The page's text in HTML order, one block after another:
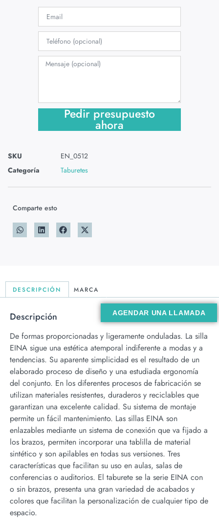
AGENDAR UNA LLAMADA
Pedir presupuesto
ahora
SKU
EN_0512
Categoría
Taburetes
Comparte esto
DESCRIPCIÓN MARCA
Descripción
De formas proporcionadas y ligeramente onduladas. La silla
EINA sigue una estética atemporal indiferente a modas y a
tendencias. Su aparente simplicidad es el resultado de un
elaborado proceso de diseño y una estudiada ergonomía
del conjunto. En los diferentes procesos de fabricación se
utilizan materiales resistentes, duraderos y reciclables que
garantizan una excelente calidad. Su sistema de montaje
permite un fácil mantenimiento. Las sillas EINA son
enlazables mediante un sistema de conexión que va fijado a
los brazos, permiten incorporar una tablilla de material
sintético y son apilables en todas sus versiones. Tres
características que facilitan su uso en aulas, salas de
conferencias o auditorios. El taburete se la serie EINA con
o sin brazos, presenta una gran variedad de acabados y
colores que facilitan la personalización de cualquier tipo de
espacio.